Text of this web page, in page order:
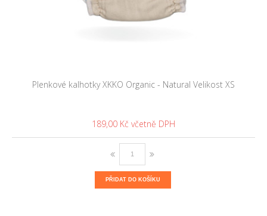
Plenkové kalhotky XKKO Organic - Natural Velikost XS
189,00 Kč
PŘIDAT DO KOŠÍKU